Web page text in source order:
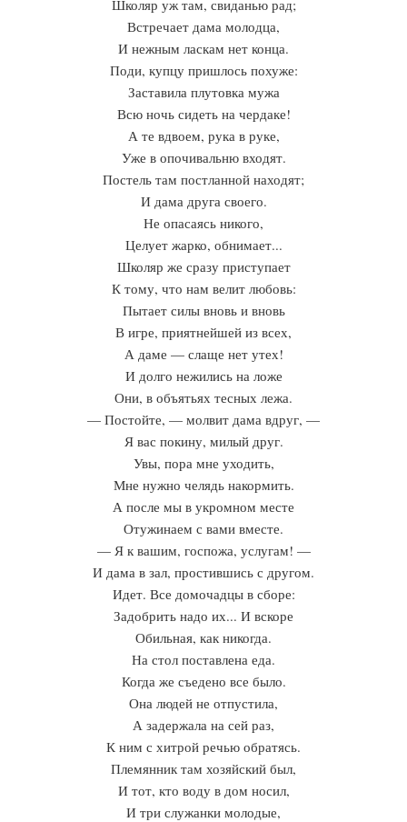
Школяр уж там, свиданью рад;
Встречает дама молодца,
И нежным ласкам нет конца.
Поди, купцу пришлось похуже:
Заставила плутовка мужа
Всю ночь сидеть на чердаке!
А те вдвоем, рука в руке,
Уже в опочивальню входят.
Постель там постланной находят;
И дама друга своего.
Не опасаясь никого,
Целует жарко, обнимает...
Школяр же сразу приступает
К тому, что нам велит любовь:
Пытает силы вновь и вновь
В игре, приятнейшей из всех,
А даме — слаще нет утех!
И долго нежились на ложе
Они, в объятьях тесных лежа.
— Постойте, — молвит дама вдруг, —
Я вас покину, милый друг.
Увы, пора мне уходить,
Мне нужно челядь накормить.
А после мы в укромном месте
Отужинаем с вами вместе.
— Я к вашим, госпожа, услугам! —
И дама в зал, простившись с другом.
Идет. Все домочадцы в сборе:
Задобрить надо их... И вскоре
Обильная, как никогда.
На стол поставлена еда.
Когда же съедено все было.
Она людей не отпустила,
А задержала на сей раз,
К ним с хитрой речью обратясь.
Племянник там хозяйский был,
И тот, кто воду в дом носил,
И три служанки молодые,